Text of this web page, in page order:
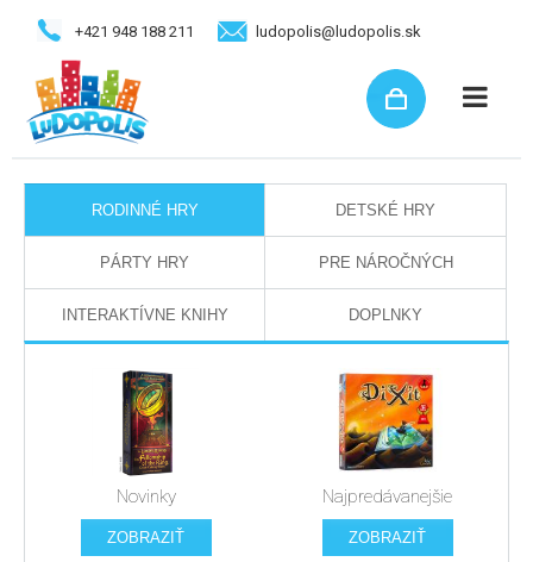
+421 948 188 211 ludopolis@ludopolis.sk
RODINNÉ HRY DETSKÉ HRY
PÁRTY HRY PRE NÁROČNÝCH
INTERAKTÍVNE KNIHY DOPLNKY
Novinky
ZOBRAZIŤ
Najpredávanejšie
ZOBRAZIŤ